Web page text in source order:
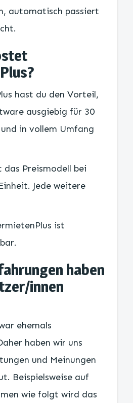
automatisch passiert
hast du den Vorteil,
ausgiebig für 30
in vollem Umfang
das Preismodell bei
Jede weitere
ist
haben
innen
ehemals
haben wir uns
und Meinungen
Beispielsweise auf
wie folgt wird das